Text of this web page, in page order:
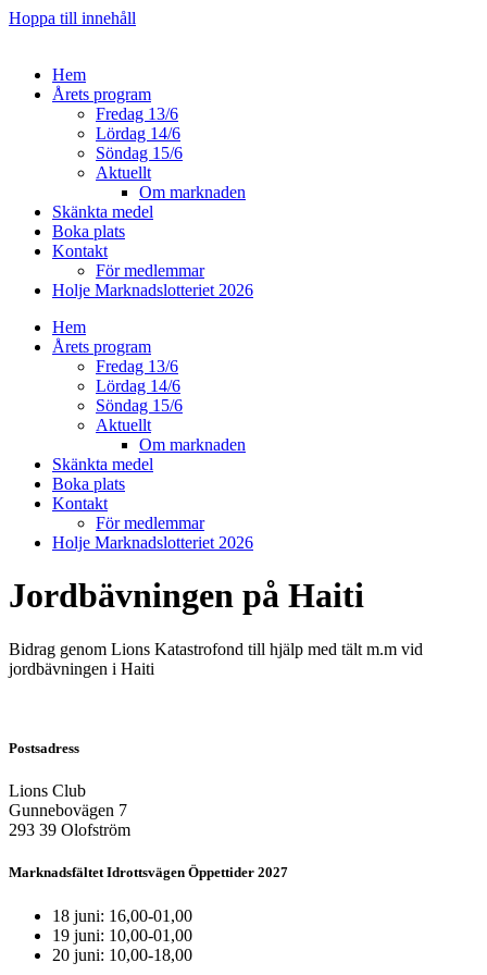
Hoppa till innehåll
Hem
Årets program
Fredag 13/6
Lördag 14/6
Söndag 15/6
Aktuellt
Om marknaden
Skänkta medel
Boka plats
Kontakt
För medlemmar
Holje Marknadslotteriet 2026
Hem
Årets program
Fredag 13/6
Lördag 14/6
Söndag 15/6
Aktuellt
Om marknaden
Skänkta medel
Boka plats
Kontakt
För medlemmar
Holje Marknadslotteriet 2026
Jordbävningen på Haiti
Bidrag genom Lions Katastrofond till hjälp med tält m.m vid
jordbävningen i Haiti
Postsadress
Lions Club
Gunnebovägen 7
293 39 Olofström
Marknadsfältet Idrottsvägen Öppettider 2027
18 juni: 16,00-01,00
19 juni: 10,00-01,00
20 juni: 10,00-18,00